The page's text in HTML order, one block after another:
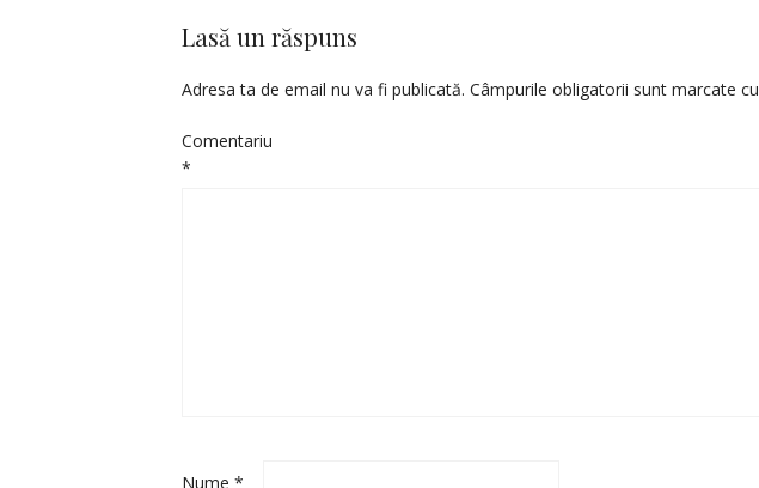
Lasă un răspuns
Adresa ta de email nu va fi publicată. Câmpurile obligatorii sunt marcate cu
Comentariu
*
Nume *